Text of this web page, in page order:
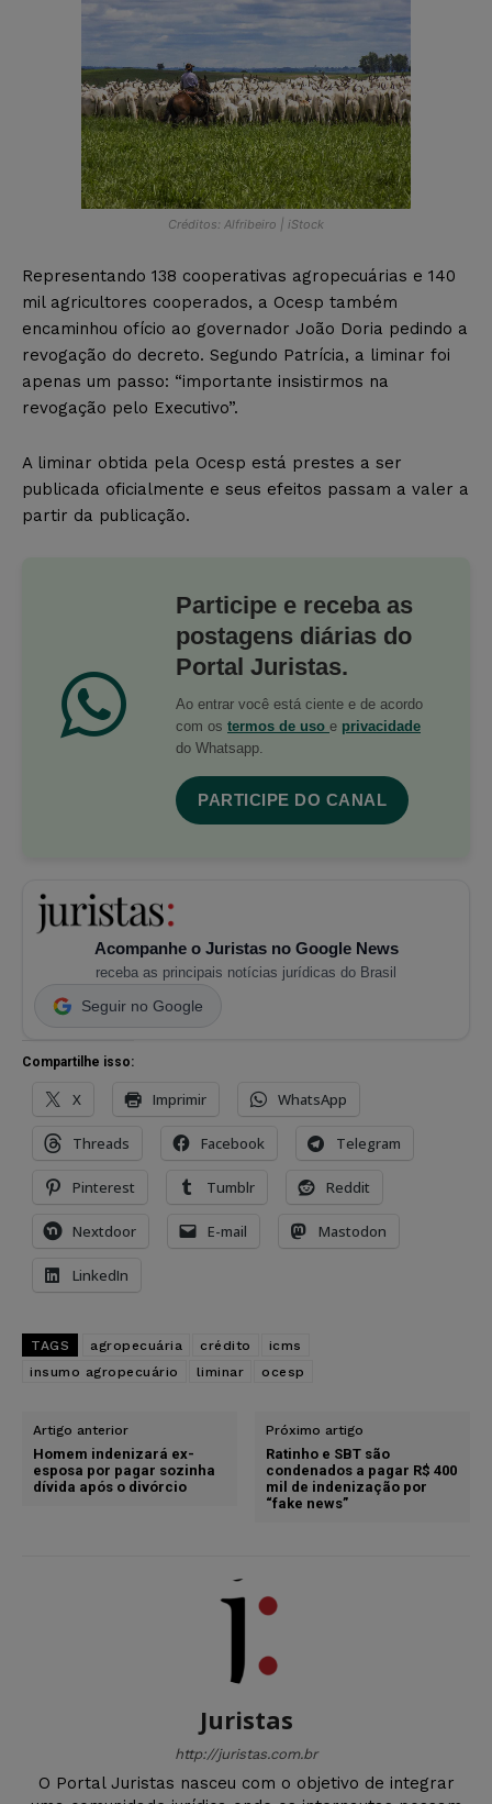
Créditos: Alfribeiro | iStock
Representando 138 cooperativas agropecuárias e 140
mil agricultores cooperados, a Ocesp também
encaminhou ofício ao governador João Doria pedindo a
revogação do decreto. Segundo Patrícia, a liminar foi
apenas um passo: “importante insistirmos na
revogação pelo Executivo”.
A liminar obtida pela Ocesp está prestes a ser
publicada oficialmente e seus efeitos passam a valer a
partir da publicação.
Participe e receba as
postagens diárias do
Portal Juristas.
Ao entrar você está ciente e de acordo
com os termos de uso e privacidade
do Whatsapp.
PARTICIPE DO CANAL
Acompanhe o Juristas no Google News
receba as principais notícias jurídicas do Brasil
Seguir no Google
Compartilhe isso:
X Imprimir WhatsApp
Threads Facebook Telegram
Pinterest Tumblr Reddit
Nextdoor E-mail Mastodon
LinkedIn
TAGS agropecuária crédito
icms
insumo agropecuário
liminar ocesp
Artigo anterior
Homem indenizará ex-
esposa por pagar sozinha
dívida após o divórcio
Próximo artigo
Ratinho e SBT são
condenados a pagar R$ 400
mil de indenização por
“fake news”
Juristas
http://juristas.com.br
O Portal Juristas nasceu com o objetivo de integrar